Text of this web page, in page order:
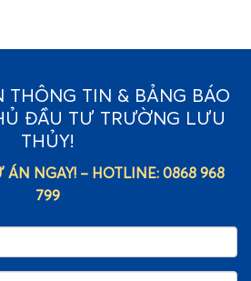
THÔNG TIN & BẢNG BÁO
ĐẦU TƯ TRƯỜNG LƯU
THỦY!
ÁN NGAY! – HOTLINE: 0868 968
799